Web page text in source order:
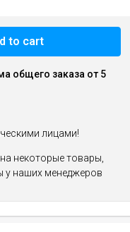
to cart
общего заказа от 5
лицами!
некоторые товары,
у наших менеджеров